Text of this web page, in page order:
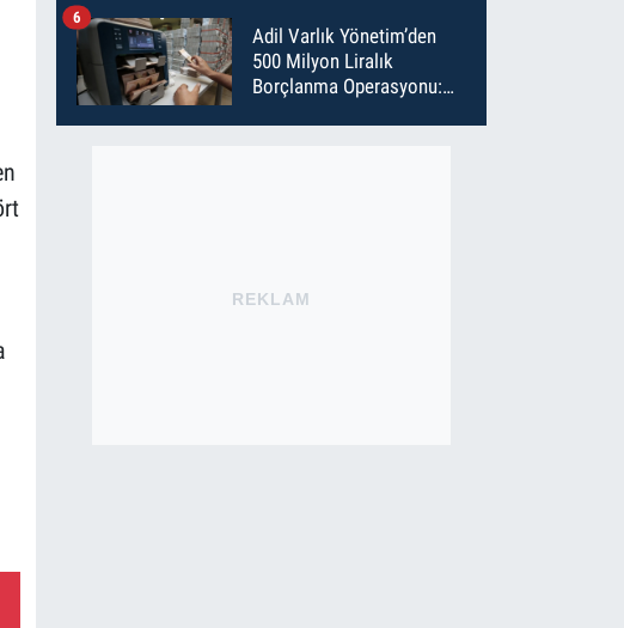
İlaçladı
Adil Varlık Yönetim’den
500 Milyon Liralık
Borçlanma Operasyonu:
6
REKLAM